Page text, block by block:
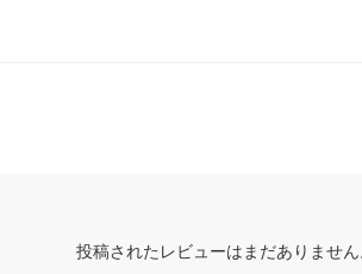
投稿されたレビューはまだありません